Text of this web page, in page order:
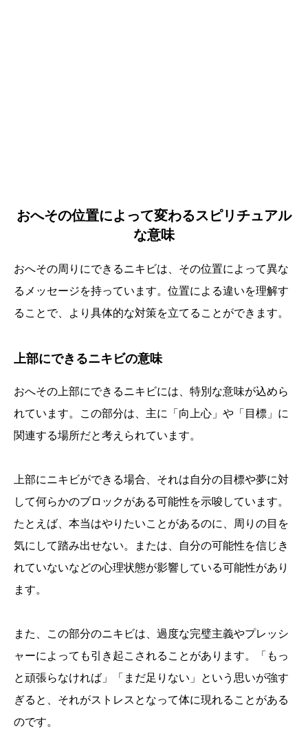
おへその位置によって変わるスピリチュアル
な意味
おへその周りにできるニキビは、その位置によって異な
るメッセージを持っています。位置による違いを理解す
ることで、より具体的な対策を立てることができます。
上部にできるニキビの意味
おへその上部にできるニキビには、特別な意味が込めら
れています。この部分は、主に「向上心」や「目標」に
関連する場所だと考えられています。
上部にニキビができる場合、それは自分の目標や夢に対
して何らかのブロックがある可能性を示唆しています。
たとえば、本当はやりたいことがあるのに、周りの目を
気にして踏み出せない。または、自分の可能性を信じき
れていないなどの心理状態が影響している可能性があり
ます。
また、この部分のニキビは、過度な完璧主義やプレッシ
ャーによっても引き起こされることがあります。「もっ
と頑張らなければ」「まだ足りない」という思いが強す
ぎると、それがストレスとなって体に現れることがある
のです。